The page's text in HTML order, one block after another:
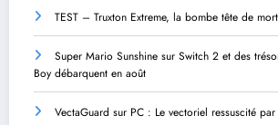
TEST – Truxton Extreme, la bombe tête de
Super Mario Sunshine sur Switch 2 et des
Boy débarquent en août
VectaGuard sur PC : Le vectoriel ressuscité par